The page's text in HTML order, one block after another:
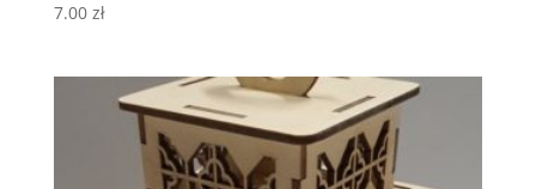
7.00 zł